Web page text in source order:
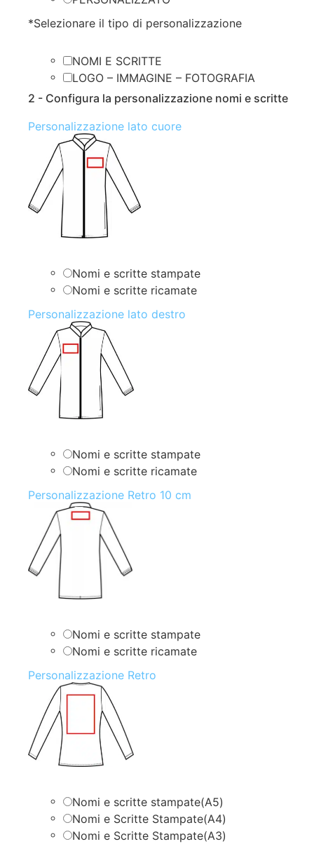
*Selezionare il tipo di personalizzazione
NOMI E SCRITTE
LOGO – IMMAGINE – FOTOGRAFIA
2 - Configura la personalizzazione nomi e scritte
Personalizzazione lato cuore
Nomi e scritte stampate
Nomi e scritte ricamate
Personalizzazione lato destro
Nomi e scritte stampate
Nomi e scritte ricamate
Personalizzazione Retro 10 cm
Nomi e scritte stampate
Nomi e scritte ricamate
Personalizzazione Retro
Nomi e scritte stampate(A5)
Nomi e Scritte Stampate(A4)
Nomi e Scritte Stampate(A3)